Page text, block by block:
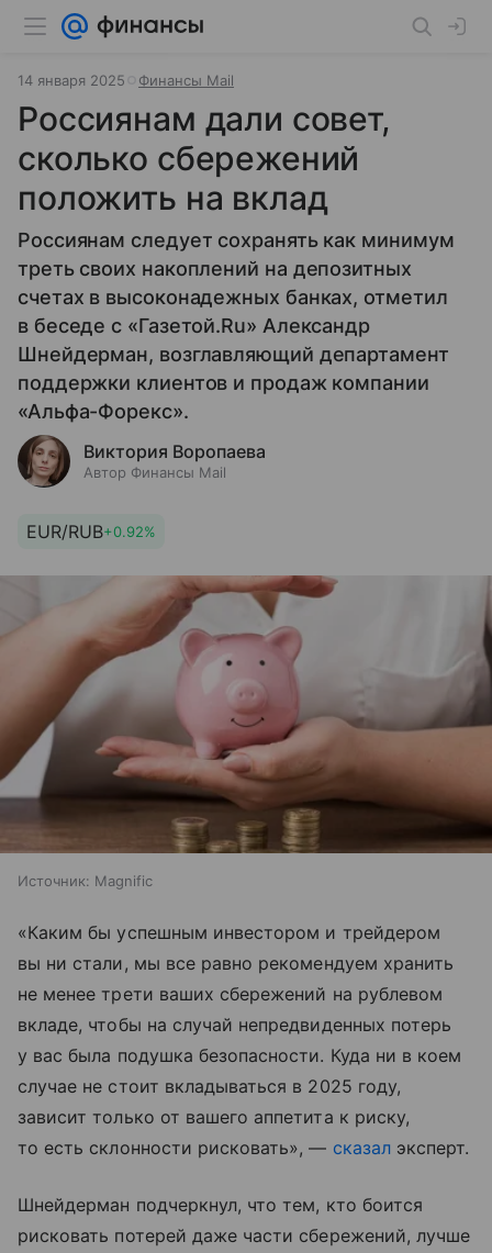
14 января 2025 Финансы Mail
Россиянам дали совет,
сколько сбережений
положить на вклад
Россиянам следует сохранять как минимум
треть своих накоплений на депозитных
счетах в высоконадежных банках, отметил
в беседе с «Газетой.Ru» Александр
Шнейдерман, возглавляющий департамент
поддержки клиентов и продаж компании
«Альфа-Форекс».
Виктория Воропаева
Автор Финансы Mail
EUR/RUB+0.92%
Источник: Magnific
«Каким бы успешным инвестором и трейдером
вы ни стали, мы все равно рекомендуем хранить
не менее трети ваших сбережений на рублевом
вкладе, чтобы на случай непредвиденных потерь
у вас была подушка безопасности. Куда ни в коем
случае не стоит вкладываться в 2025 году,
зависит только от вашего аппетита к риску,
то есть склонности рисковать», — сказалэксперт.
Шнейдерман подчеркнул, что тем, кто боится
рисковать потерей даже части сбережений, лучше